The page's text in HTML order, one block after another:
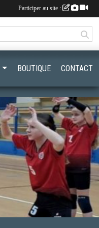
BOUTIQUE CONTACT
Participer au site :